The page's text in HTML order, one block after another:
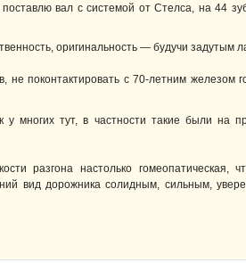
вал с системой от Стелса, на 44
оригинальность — будучи задутым
не поконтактировать с 70-летним железом
многих тут, в частности такие были на
разгона настолько гомеопатическая,
вид дорожника солидным, сильным,